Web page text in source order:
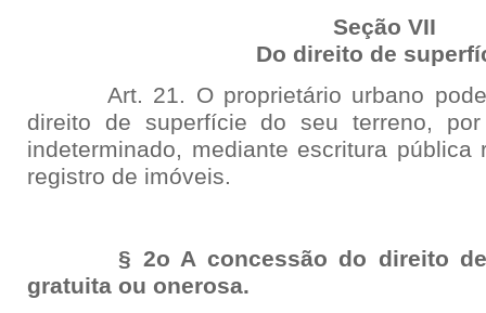
Seção VII
Do direito de
Art. 21. O proprietário urbano
direito de superfície do seu terreno,
indeterminado, mediante escritura
registro de imóveis.
§ 2o A concessão do direito de
gratuita ou onerosa.